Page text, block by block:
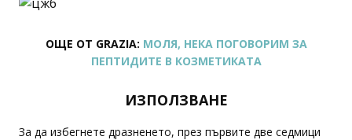
ОЩЕ ОТ GRAZIA: МОЛЯ, НЕКА ПОГОВОРИМ ЗА
ПЕПТИДИТЕ В КОЗМЕТИКАТА
ИЗПОЛЗВАНЕ
За да избегнете дразненето, през първите две седмици